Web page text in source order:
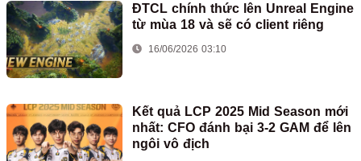
ĐTCL chính thức lên Unreal Engine
từ mùa 18 và sẽ có client riêng
16/06/2026 03:10
Kết quả LCP 2025 Mid Season mới
nhất: CFO đánh bại 3-2 GAM để lên
ngôi vô địch